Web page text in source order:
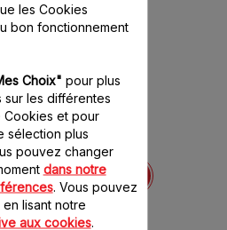
193756
en toute sécurité !
disponible.
les Cookies
bon fonctionnement
Choix" pour plus
sur les différentes
et pour
sélection plus
pouvez changer
dans notre
. Vous pouvez
lisant notre
aux cookies.